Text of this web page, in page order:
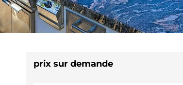
prix sur demande